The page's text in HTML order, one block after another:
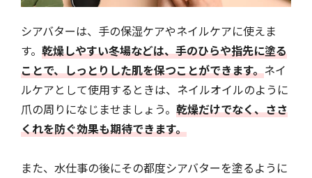
シアバターは、手の保湿ケアやネイルケアに使えま
す。 乾燥しやすい冬場などは、手のひらや指先に塗る
ことで、しっとりした肌を保つことができます。ネイ
ルケアとして使用するときは、ネイルオイルのように
爪の周りになじませましょう。 乾燥だけでなく、ささ
くれを防ぐ効果も期待できます。
また、水仕事の後にその都度シアバターを塗るように